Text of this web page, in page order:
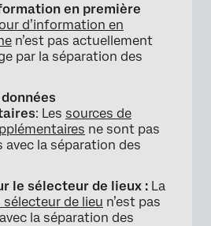
en première
d’information en
n’est pas actuellement
par la séparation des
: Les sources de
ne sont pas
la séparation des
le sélecteur de lieux : La
de lieu n’est pas
la séparation des